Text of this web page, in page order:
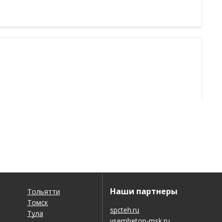
Тольятти
Томск
Тула
Наши партнеры
spcteh.ru